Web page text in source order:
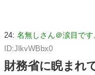
24: 名無しさん＠涙目で
ID:JlkvWBbx0
財務省に睨まれ